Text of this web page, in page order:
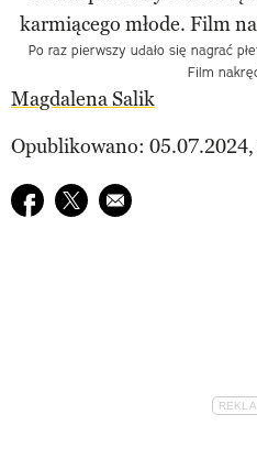
Po raz pierwszy udało się nagrać
Film
Magdalena Salik
Opublikowano:
Udostępnij na facebook
Udostępnij na twitter
E-mail do